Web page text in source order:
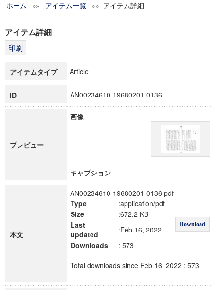
グローバルリサーチインスティテュート
科学研究費補助金研究成果報告書
博士課程教育リーディングプログラム「超成熟社会発展のサ
ホーム »» アイテム一覧 »» アイテム詳細
アイテム詳細
アイテムタイプ Article
ID AN00234610-19680201-0136
プレビュー
画像
キャプション
本文
AN00234610-19680201-0136.pdf
Type
:application/pdf
Download
Size
:672.2 KB
Last
updated
:Feb 16, 2022
Downloads
: 573
Total downloads since Feb 16, 2022 : 573